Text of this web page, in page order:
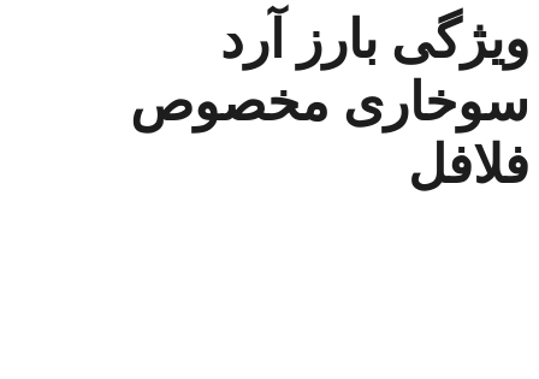
ویژگی بارز آرد
سوخاری مخصوص
فلافل